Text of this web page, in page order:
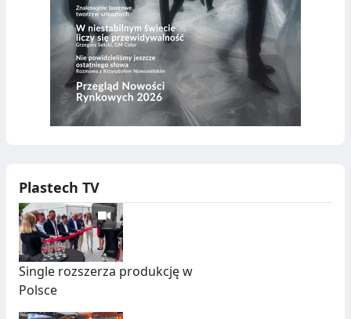
Plastech TV
Single rozszerza produkcję w
Polsce